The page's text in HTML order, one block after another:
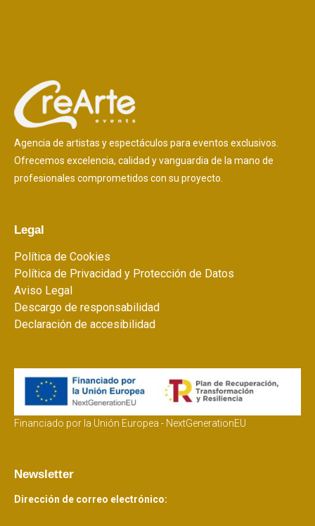
Agencia de artistas y espectáculos para eventos exclusivos.
Ofrecemos excelencia, calidad y vanguardia de la mano de
profesionales comprometidos con su proyecto.
Legal
Política de Cookies
Política de Privacidad y Protección de Datos
Aviso Legal
Descargo de responsabilidad
Declaración de accesibilidad
Financiado por la Unión Europea - NextGenerationEU
Newsletter
Dirección de correo electrónico: